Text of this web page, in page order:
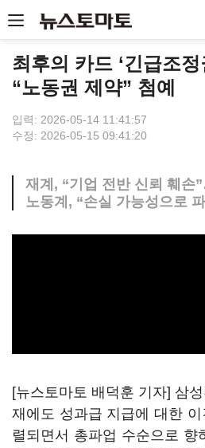
최후의 카드 ‘긴급조
“노동권 제약” 첨예
입력: 2026-05-14 11:41:57
수정: 2026-05-15 09:41:20
재계, “기업 전반 신뢰 훼손
노동계, “손실 가능성으로
[뉴스토마토 배덕훈 기자] 삼
재에도 성과급 지급에 대한
렬되면서 총파업 수순으로 향